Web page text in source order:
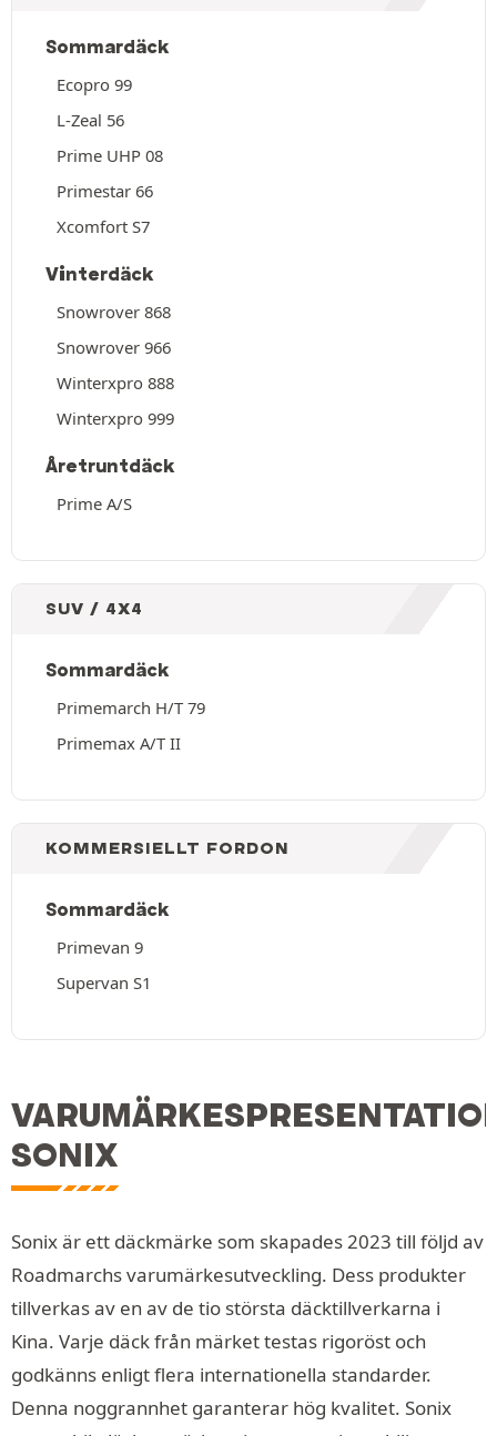
Sommardäck
Ecopro 99
L-Zeal 56
Prime UHP 08
Primestar 66
Xcomfort S7
Vinterdäck
Snowrover 868
Snowrover 966
Winterxpro 888
Winterxpro 999
Åretruntdäck
Prime A/S
SUV / 4X4
Sommardäck
Primemarch H/T 79
Primemax A/T II
KOMMERSIELLT FORDON
Sommardäck
Primevan 9
Supervan S1
SONIX
Sonix är ett däckmärke som skapades 2023 till följd av
Roadmarchs varumärkesutveckling. Dess produkter
tillverkas av en av de tio största däcktillverkarna i
Kina. Varje däck från märket testas rigoröst och
godkänns enligt flera internationella standarder.
Denna noggrannhet garanterar hög kvalitet. Sonix